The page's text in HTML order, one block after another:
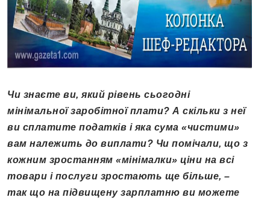
Чи знаєте ви, який рівень сьогодні
мінімальної заробітної плати? А скільки з неї
ви сплатите податків і яка сума «чистими»
вам належить до виплати? Чи помічали, що з
кожним зростанням «мінімалки» ціни на всі
товари і послуги зростають ще більше, –
так що на підвищену зарплатню ви можете